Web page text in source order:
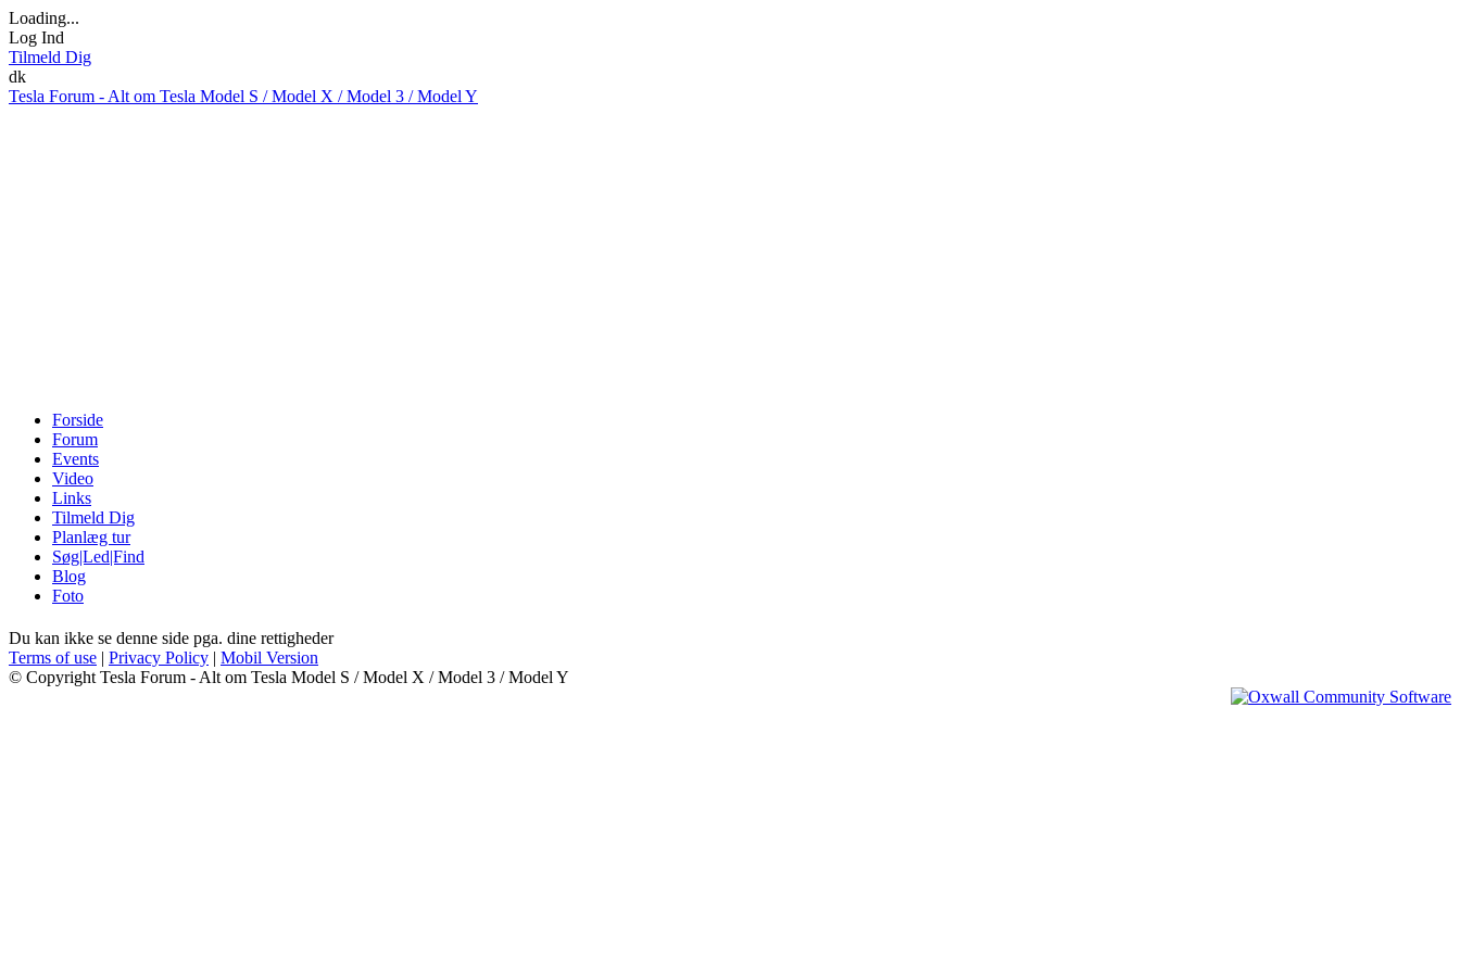
Loading...
Log Ind
Tilmeld Dig
dk
Tesla Forum - Alt om Tesla Model S / Model X / Model 3 / Model Y
Forside
Forum
Events
Video
Links
Tilmeld Dig
Planlæg tur
Søg|Led|Find
Blog
Foto
Du kan ikke se denne side pga. dine rettigheder
Terms of use | Privacy Policy | Mobil Version
© Copyright Tesla Forum - Alt om Tesla Model S / Model X / Model 3 / Model Y